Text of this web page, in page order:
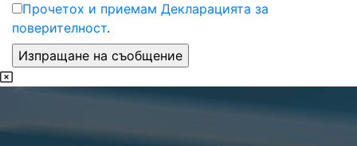
Прочетох и приемам Декларацията за
поверителност.